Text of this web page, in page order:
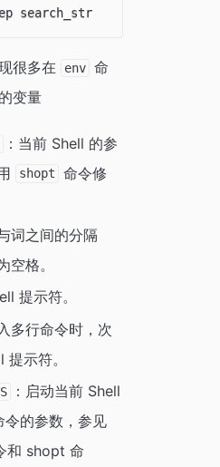
$ set | grep search_str
很多在 env 命
变量
：当前 Shell 的参
shopt
命令修
词之间的分隔
空格。
提示符。
多行命令时，次
示符。
：启动当前 Shell
令的参数，参见
和 shopt 命